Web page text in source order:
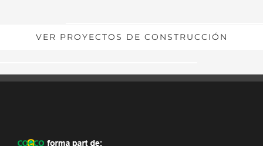
VER PROYECTOS DE CONSTRUCCIÓN